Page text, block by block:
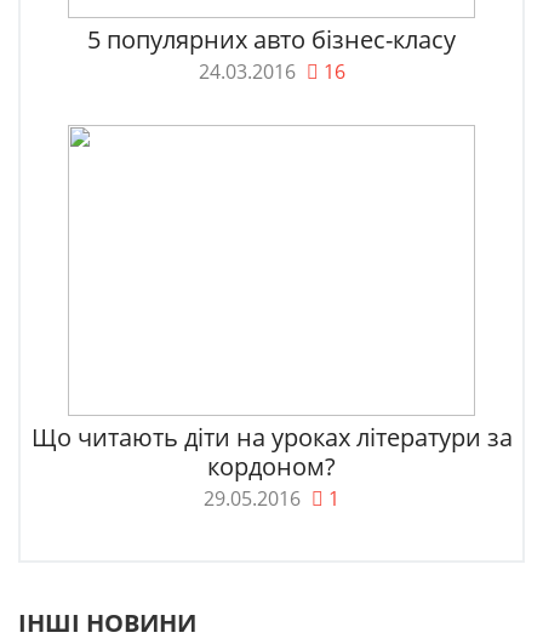
5 популярних авто бізнес-класу
24.03.2016 16
Що читають діти на уроках літератури за
кордоном?
29.05.2016 1
ІНШІ НОВИНИ